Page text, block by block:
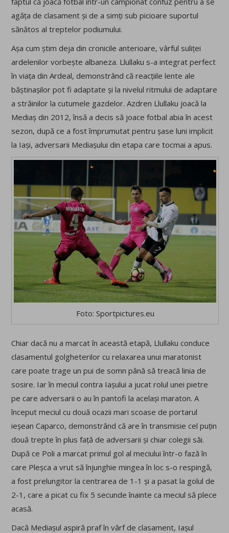
agăța de clasament și de a simți sub picioare suportul
sănătos al treptelor podiumului.
Așa cum știm deja din cronicile anterioare, vârful suliței
ardelenilor vorbește albaneza. Llullaku s-a integrat perfect
în viața din Ardeal, demonstrând că reacțiile lente ale
băștinașilor pot fi adaptate și la nivelul ritmului de adaptare
a străinilor la cutumele gazdelor. Azdren Llullaku joacă la
Mediaș din 2012, însă a decis să joace fotbal abia în acest
sezon, după ce a fost împrumutat pentru șase luni implicit
la Iași, adversarii Mediașului din etapa care tocmai a apus.
Foto: Sportpictures.eu
Chiar dacă nu a marcat în această etapă, Llullaku conduce
clasamentul golgheterilor cu relaxarea unui maratonist
care poate trage un pui de somn până să treacă linia de
sosire. Iar în meciul contra Iașului a jucat rolul unei pietre
pe care adversarii o au în pantofi la același maraton. A
început meciul cu două ocazii mari scoase de portarul
ieșean Caparco, demonstrând că are în transmisie cel puțin
două trepte în plus față de adversarii și chiar colegii săi.
După ce Poli a marcat primul gol al meciului într-o fază în
care Pleșca a vrut să înjunghie mingea în loc s-o respingă,
a fost prelungitor la centrarea de 1-1 și a pasat la golul de
2-1, care a picat cu fix 5 secunde înainte ca meciul să plece
acasă.
Dacă Mediașul aspiră praf în vârf de clasament, Iașul